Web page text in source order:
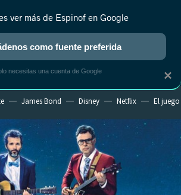
REALITY ANIME RANKINGS CINE
James Bond Disney Netflix El
×
ver más de Espinof en Google
como fuente preferida
necesitas una cuenta de Google